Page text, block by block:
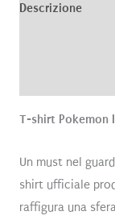
Descrizione
T-shirt Pokemon
Un must nel
shirt ufficiale
raffigura una